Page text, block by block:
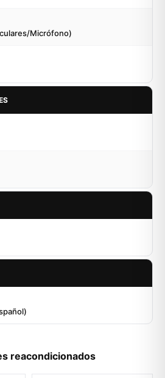
Micrófono)
reacondicionados